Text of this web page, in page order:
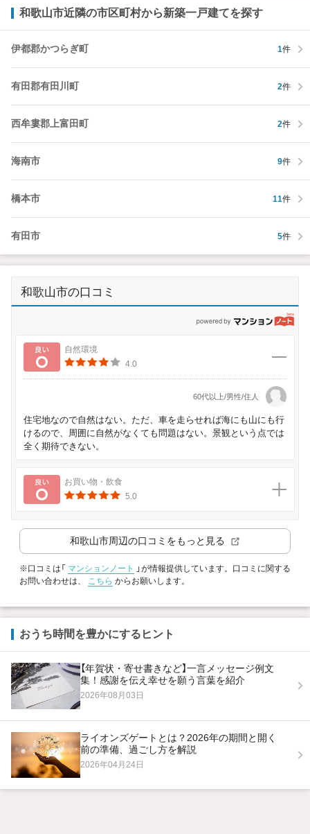
和歌山市近隣の市区町村から新築一戸建てを探す
伊都郡かつらぎ町 1件
有田郡有田川町 2件
西牟婁郡上富田町 2件
海南市 9件
橋本市 11件
有田市 5件
和歌山市の口コミ
良い
自然環境
4.0
60代以上/男性/住人
住宅地なので自然はない。ただ、車を走らせれば海にも山にも行
けるので、周囲に自然がなくても問題はない。景観という点では
全く期待できない。
良い
お買い物・飲食
5.0
和歌山市周辺の口コミをもっと見る
※口コミは「 マンションノート
」が情報提供しています。口コミに関する
お問い合わせは、 こちら からお願いします。
おうち時間を豊かにするヒント
【年賀状・寄せ書きなど】一言メッセージ例文
集！感謝を伝え幸せを願う言葉を紹介
2026年08月03日
ライオンズゲートとは？2026年の期間と開く
前の準備、過ごし方を解説
2026年04月24日